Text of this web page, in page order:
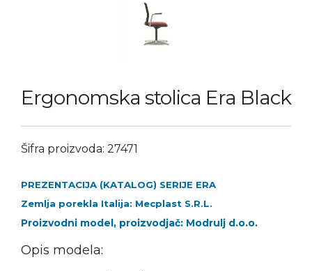
Ergonomska stolica Era Black
Šifra proizvoda: 27471
PREZENTACIJA (KATALOG) SERIJE ERA
Zemlja porekla Italija: Mecplast S.R.L.
Proizvodni model, proizvodjač: Modrulj d.o.o.
Opis modela: